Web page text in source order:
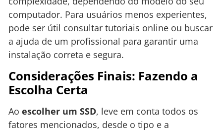
computador. Para usuários menos experientes,
pode ser útil consultar tutoriais online ou buscar
a ajuda de um profissional para garantir uma
instalação correta e segura.
Considerações Finais: Fazendo a
Escolha Certa
Ao escolher um SSD, leve em conta todos os
fatores mencionados, desde o tipo e a